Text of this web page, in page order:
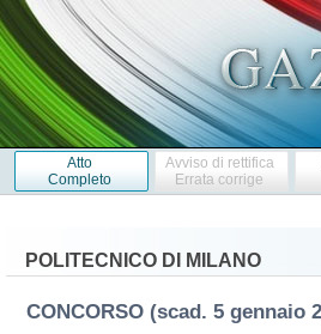
Atto
Completo
Avviso di rettifica
Errata corrige
POLITECNICO DI MILANO
CONCORSO (scad. 5 gennaio